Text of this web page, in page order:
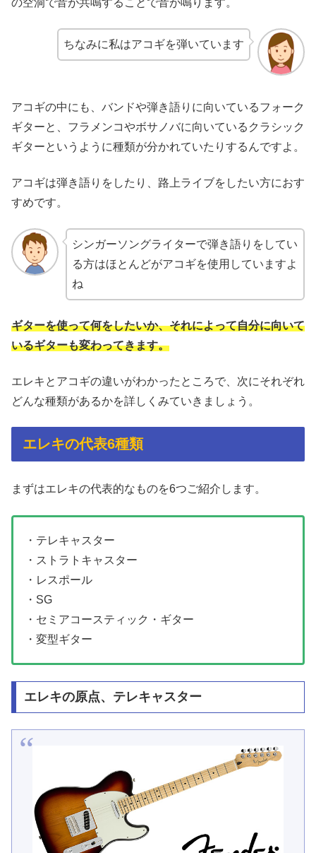
ちなみに私はアコギを弾いています
アコギの中にも、バンドや弾き語りに向いているフォーク
ギターと、フラメンコやボサノバに向いているクラシック
ギターというように種類が分かれていたりするんですよ。
アコギは弾き語りをしたり、路上ライブをしたい方におす
すめです。
シンガーソングライターで弾き語りをしてい
る方はほとんどがアコギを使用していますよ
ね
ギターを使って何をしたいか、それによって自分に向いて
いるギターも変わってきます。
エレキとアコギの違いがわかったところで、次にそれぞれ
どんな種類があるかを詳しくみていきましょう。
エレキの代表6種類
まずはエレキの代表的なものを6つご紹介します。
・テレキャスター
・ストラトキャスター
・レスポール
・SG
・セミアコースティック・ギター
・変型ギター
エレキの原点、テレキャスター